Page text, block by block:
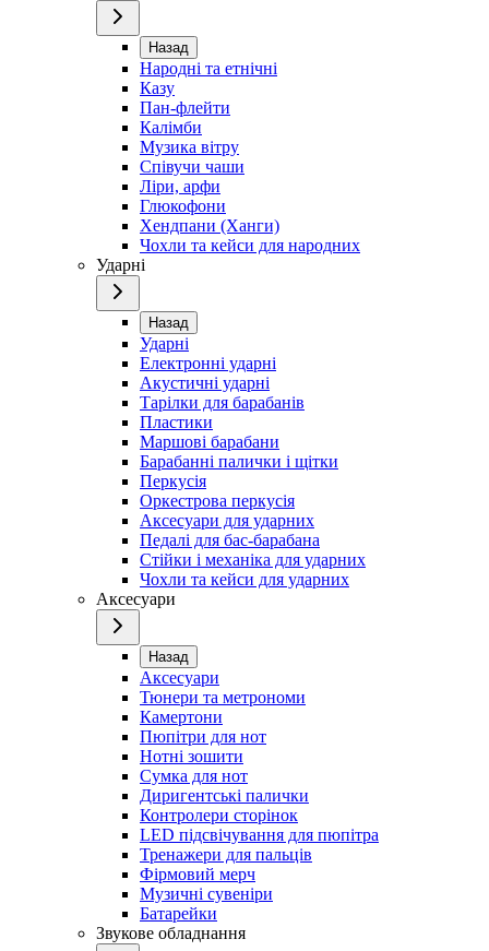
Назад
Народні та етнічні
Казу
Пан-флейти
Калімби
Музика вітру
Співучи чаши
Ліри, арфи
Глюкофони
Хендпани (Ханги)
Чохли та кейси для народних
Ударні
Назад
Ударні
Електронні ударні
Акустичні ударні
Тарілки для барабанів
Пластики
Маршові барабани
Барабанні палички і щітки
Перкусія
Оркестрова перкусія
Аксесуари для ударних
Педалі для бас-барабана
Стійки і механіка для ударних
Чохли та кейси для ударних
Аксесуари
Назад
Аксесуари
Тюнери та метрономи
Камертони
Пюпітри для нот
Нотні зошити
Сумка для нот
Диригентські палички
Контролери сторінок
LED підсвічування для пюпітра
Тренажери для пальців
Фірмовий мерч
Музичні сувеніри
Батарейки
Звукове обладнання